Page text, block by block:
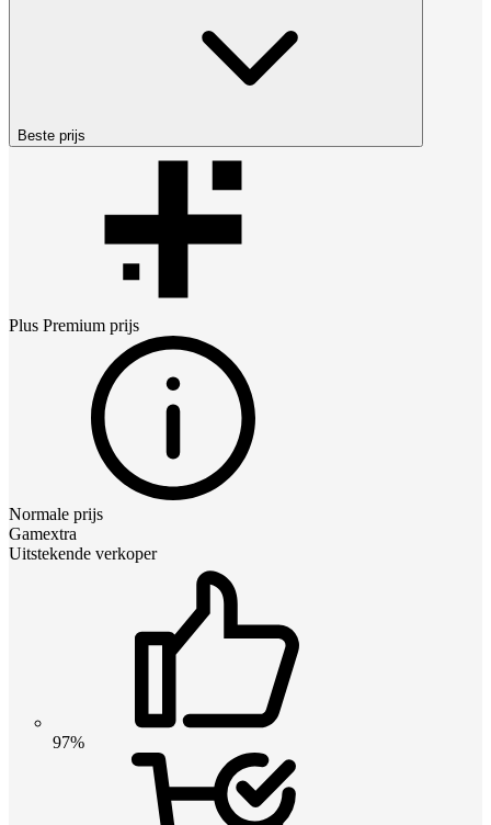
Beste prijs
Plus Premium prijs
Normale prijs
Gamextra
Uitstekende verkoper
97%